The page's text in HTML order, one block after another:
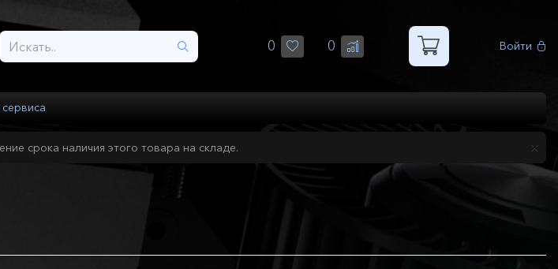
0 0 Войти
сервиса
срока наличия этого товара на складе.